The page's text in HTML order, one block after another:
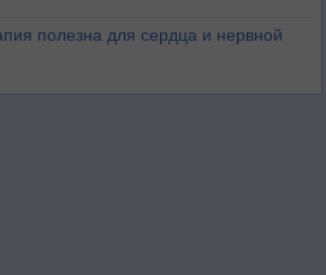
полезна для сердца и нервной